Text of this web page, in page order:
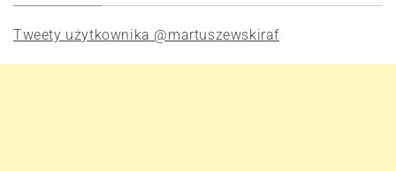
Tweety użytkownika @martuszewskiraf